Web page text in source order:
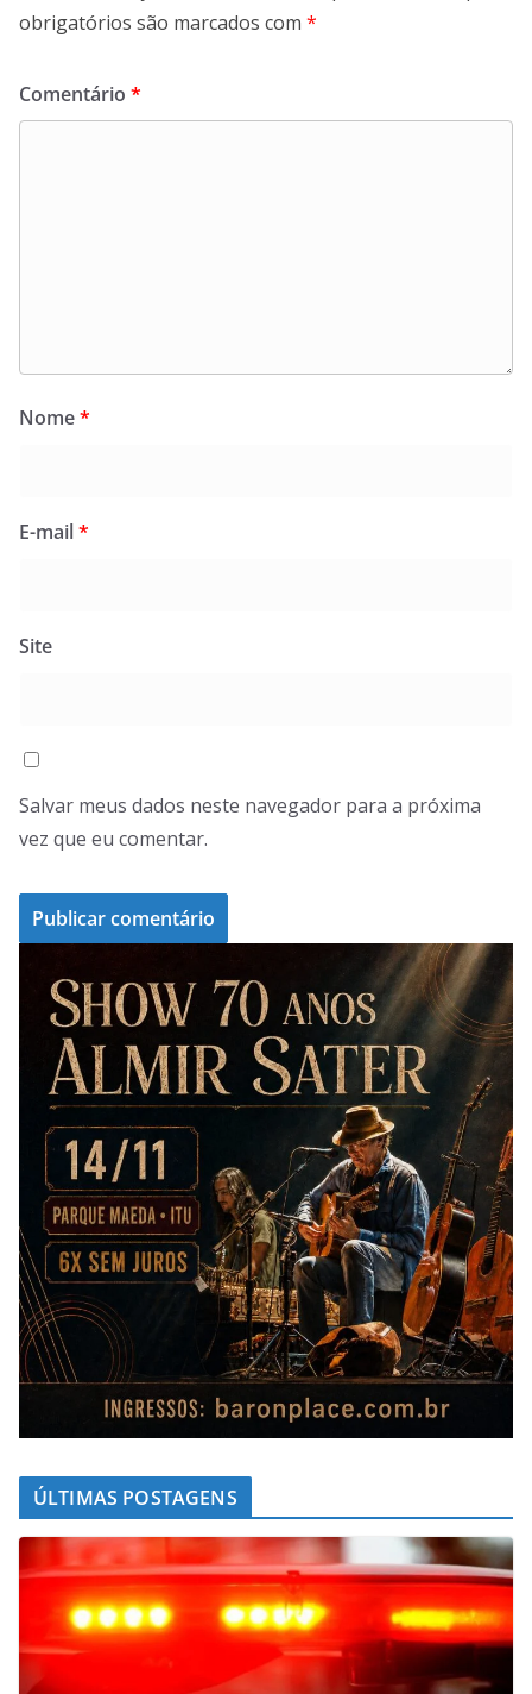
obrigatórios são marcados com *
Comentário *
Nome*
E-mail*
Site
Salvar meus dados neste navegador para a próxima
vez que eu comentar.
ÚLTIMAS POSTAGENS